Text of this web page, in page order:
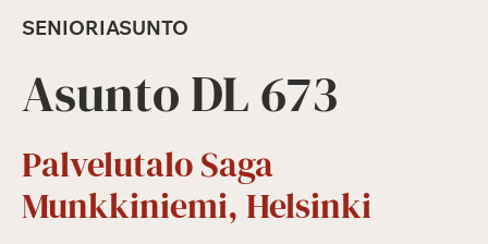
SENIORIASUNTO
Asunto DL 673
Palvelutalo Saga
Munkkiniemi, Helsinki